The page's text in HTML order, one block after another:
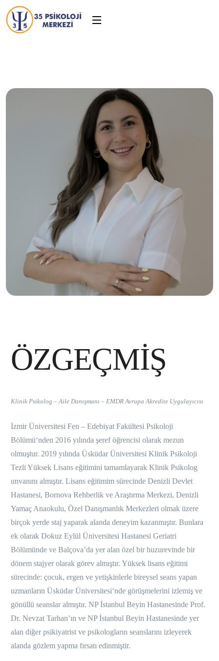
ÖZGEÇMİŞ
Klinik Psikolog – Aile Danışmanı – EMDR Avrupa Akredite Uygulayıcısı
İzmir Üniversitesi Fen – Edebiyat Fakültesi Psikoloji
Bölümü‘nden 2016 yılında şeref öğrencisi olarak mezun
olmuştur. 2019 yılında Üsküdar Üniversitesi Klinik Psikoloji
Tezli Yüksek Lisans eğitimini tamamlayarak Klinik Psikolog
unvanını almıştır. Lisans eğitimim sürecinde Denizli Devlet
Hastanesi, Bornova Rehberlik ve Araştırma Merkezi, Denizli
Yamaç Anaokulu, Özel Danışmanlık Merkezleri olmak üzere
birçok yerde staj yaparak alanda deneyim kazanmıştır. Bunlara
ek olarak Dokuz Eylül Üniversitesi Hastanesi Geriatri
Bölümünde ve Balçova’da yer alan özel bir huzurevinde bir
dönem stajyer olarak görev almıştır. Yüksek lisans eğitimi
sürecinde: çocuk, ergen ve yetişkinlerle bireysel seans yapan
uzmanların Üsküdar Üniversitesi‘nde görüşmelerini izlemiş ve
gönüllü seanslar almıştır. NP İstanbul Beyin Hastanesinde Prof.
Dr. Nevzat Tarhan’ın ve NP İstanbul Beyin Hastanesinde yer
alan diğer psikiyatrist ve psikologların seanslarını izleyerek
alanda gözlem yapma fırsatı edinmiştir.